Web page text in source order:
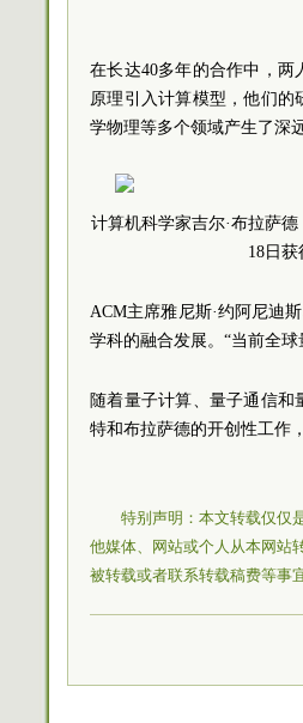
在长达40多年的合作中，
原理引入计算模型，他们的
学物理等多个领域产生了深
计算机科学家吉尔·布拉萨
18日获
ACM主席雅尼斯·约阿尼迪
学科的融合发展。“当前全
随着量子计算、量子通信
特和布拉萨德的开创性工作
特别声明：本文转载仅仅
他媒体、网站或个人从本网站
被转载或者联系转载稿费等事